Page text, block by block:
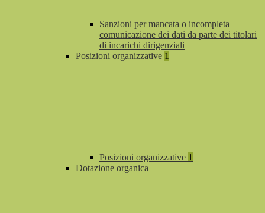
Sanzioni per mancata o incompleta
comunicazione dei dati da parte dei titolari
di incarichi dirigenziali
Posizioni organizzative 1
Posizioni organizzative 1
Dotazione organica